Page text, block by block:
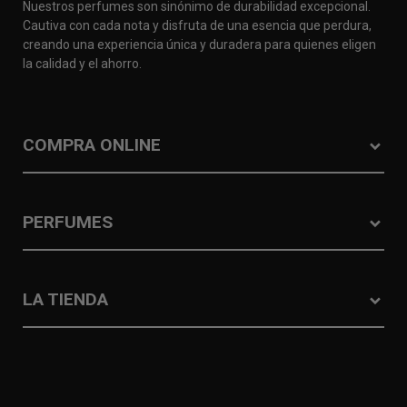
Nuestros perfumes son sinónimo de durabilidad excepcional.
Cautiva con cada nota y disfruta de una esencia que perdura,
creando una experiencia única y duradera para quienes eligen
la calidad y el ahorro.
COMPRA ONLINE
PERFUMES
LA TIENDA